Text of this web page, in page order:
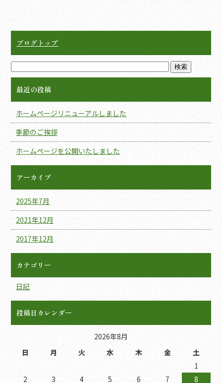
ブログトップ
最近の投稿
ホームページリニューアルしました
季節のご挨拶
ホームページを公開いたしました
アーカイブ
2025年7月
2021年12月
2017年12月
カテゴリー
日記
投稿日カレンダー
2026年8月
日
月 火 水 木 金
土
1
2
3 4 5 6 7 8